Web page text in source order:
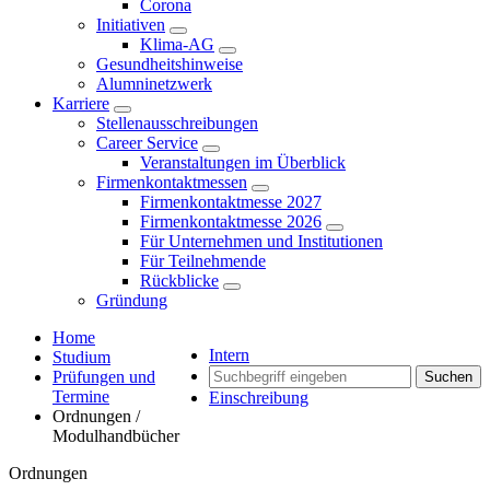
Corona
Initiativen
Klima-AG
Gesundheitshinweise
Alumninetzwerk
Karriere
Stellenausschreibungen
Career Service
Veranstaltungen im Überblick
Firmenkontaktmessen
Firmenkontaktmesse 2027
Firmenkontaktmesse 2026
Für Unternehmen und Institutionen
Für Teilnehmende
Rückblicke
Gründung
Intern
Suchen
Einschreibung
Home
Studium
Prüfungen und
Termine
Ordnungen /
Modulhandbücher
Ordnungen